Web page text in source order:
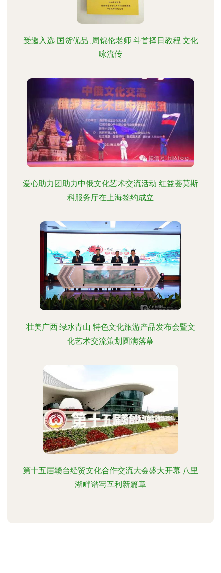
受邀入选 国货优品 ,周锦伦老师 斗首择日教程 文化
咏流传
爱心助力团助力中俄文化艺术交流活动 红益荟莫斯
科服务厅在上海签约成立
壮美广西·绿水青山 特色文化旅游产品发布会暨文
化艺术交流策划圆满落幕
第十五届赣台经贸文化合作交流大会盛大开幕 八里
湖畔谱写互利新篇章